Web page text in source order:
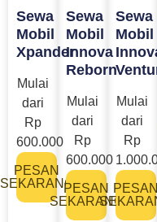
Sewa
Mobil
Xpander
Mulai
dari
Rp
600.000
PESAN
SEKARANG
Sewa
Mobil
Innova
Reborn
Mulai
dari
Rp
600.000
PESAN
SEKARANG
Sewa
Mobil
Mulai
dari
Rp
PESAN